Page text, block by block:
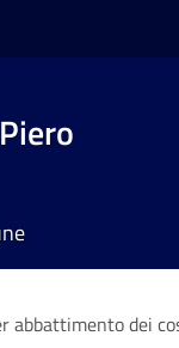
abbattimento dei